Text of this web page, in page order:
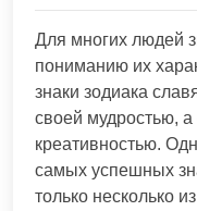
Для многих людей
пониманию их
знаки зодиака
своей мудростью,
креативностью.
самых успешных
только несколько